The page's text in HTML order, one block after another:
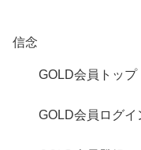
信念
GOLD会員トップ
GOLD会員ログイ